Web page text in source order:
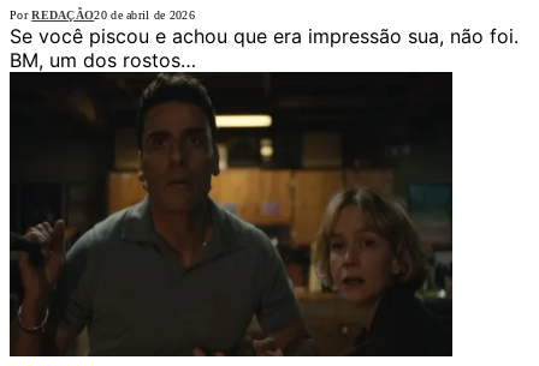
Por REDAÇÃO20 de abril de 2026
Se você piscou e achou que era impressão sua, não foi.
BM, um dos rostos…